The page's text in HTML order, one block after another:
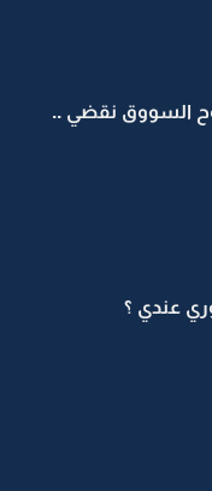
السووق نقضي ..
عندي ؟